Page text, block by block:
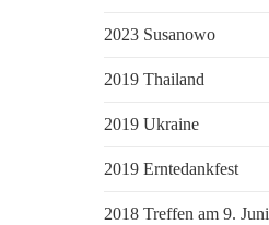
2023 Susanowo
2019 Thailand
2019 Ukraine
2019 Erntedankfest
2018 Treffen am 9. Juni